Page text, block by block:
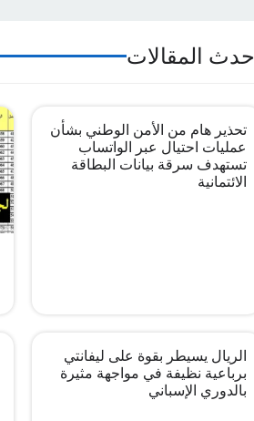
أحدث المقالات
تحذير هام من الأمن الوطني بشأن
عمليات احتيال عبر الواتساب
تستهدف سرقة بيانات البطاقة
الائتمانية
الريال يسيطر بقوة على ليفانتي
برباعية نظيفة في مواجهة مثيرة
بالدوري الإسباني